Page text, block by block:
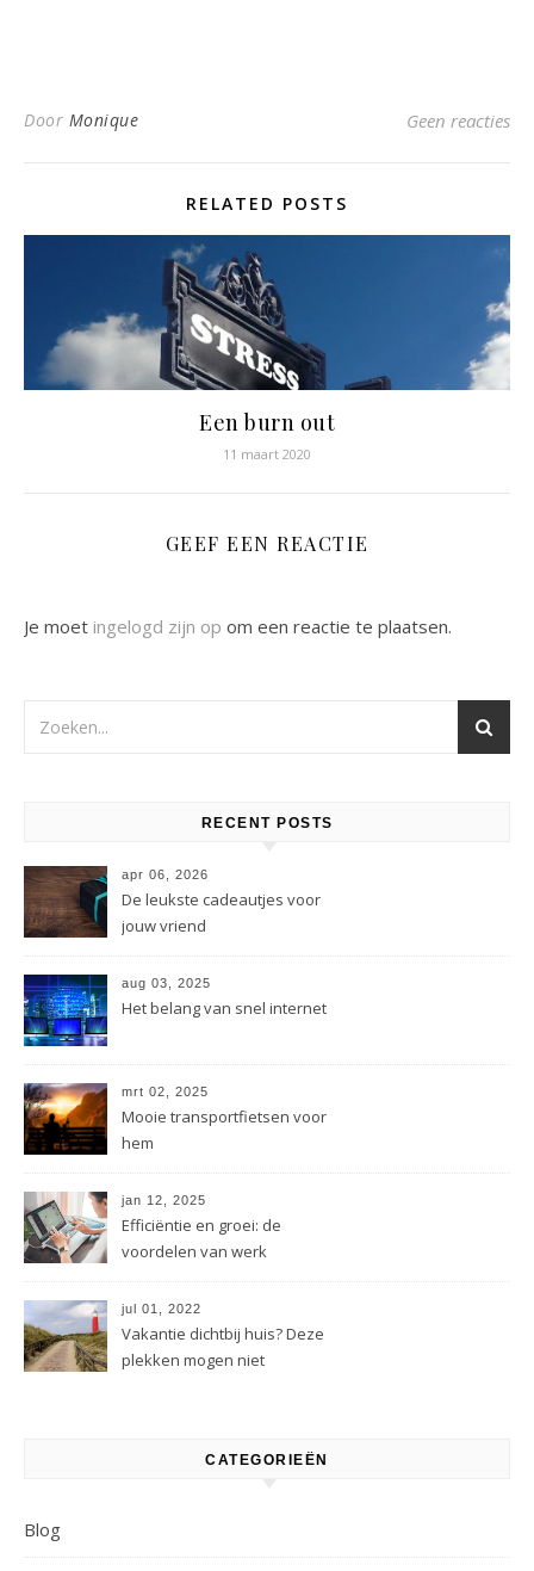
Door Monique Geen reacties
RELATED POSTS
Een burn out
11 maart 2020
GEEF EEN REACTIE
Je moet ingelogd zijn op om een reactie te plaatsen.
RECENT POSTS
apr 06, 2026
De leukste cadeautjes voor
jouw vriend
aug 03, 2025
Het belang van snel internet
mrt 02, 2025
Mooie transportfietsen voor
hem
jan 12, 2025
Efficiëntie en groei: de
voordelen van werk
jul 01, 2022
Vakantie dichtbij huis? Deze
plekken mogen niet
CATEGORIEËN
Blog